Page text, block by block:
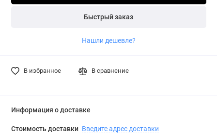
Быстрый заказ
Нашли дешевле?
В избранное В сравнение
Информация о доставке
Стоимость доставки Введите адрес доставки